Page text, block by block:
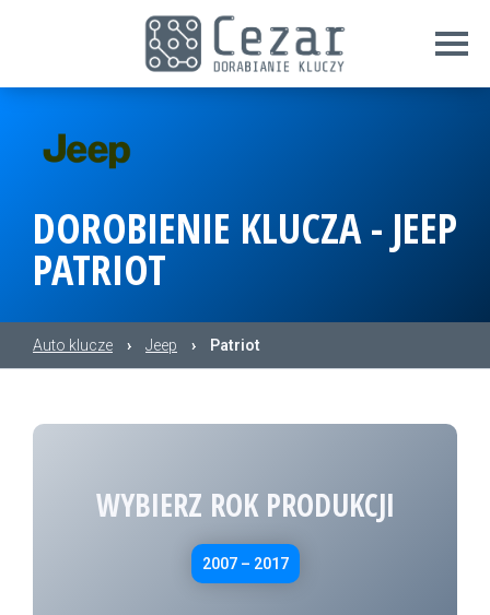
DOROBIENIE KLUCZA - JEEP
PATRIOT
Auto klucze › Jeep › Patriot
WYBIERZ ROK PRODUKCJI
2007 – 2017